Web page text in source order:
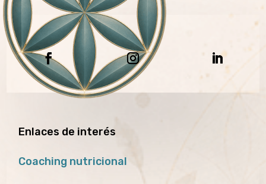
Enlaces de interés
Coaching nutricional